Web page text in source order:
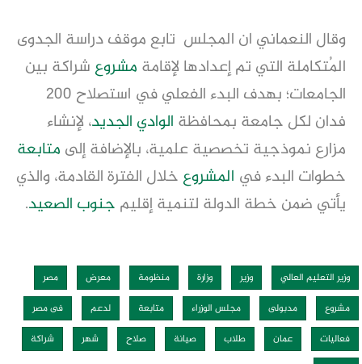
وقال النعماني ان المجلس تابع موقف دراسة الجدوى
المُتكاملة التي تم إعدادها لإقامة مشروع شراكة بين
الجامعات؛ بهدف البدء الفعلي في استصلاح 200
فدان لكل جامعة بمحافظة الوادي الجديد، لإنشاء
مزارع نموذجية تخصصية علمية، بالإضافة إلى متابعة
خطوات البدء في المشروع خلال الفترة القادمة، والذي
يأتي ضمن خطة الدولة لتنمية إقليم جنوب الصعيد.
وزير التعليم العالي وزير وزارة منظومة معرض
مصر
مشروع
مدبولى مجلس الوزراء متابعة لدعم
فى مصر
فعاليات
عمان طلاب صيانة صلاح شهر
شراكة